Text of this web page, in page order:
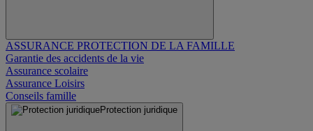
ASSURANCE PROTECTION DE LA FAMILLE
Garantie des accidents de la vie
Assurance scolaire
Assurance Loisirs
Conseils famille
Protection juridique